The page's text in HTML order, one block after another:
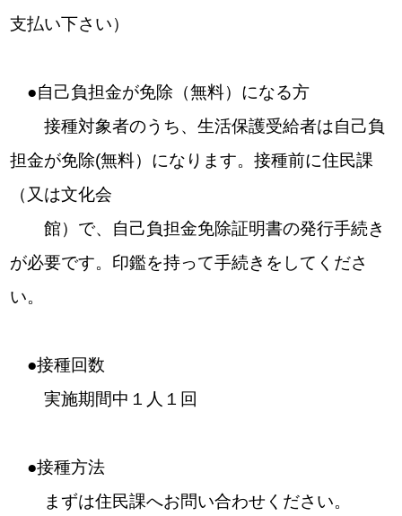
支払い下さい）
●自己負担金が免除（無料）になる方
接種対象者のうち、生活保護受給者は自己負
担金が免除(無料）になります。接種前に住民課
（又は文化会
館）で、自己負担金免除証明書の発行手続き
が必要です。印鑑を持って手続きをしてくださ
い。
●接種回数
実施期間中１人１回
●接種方法
まずは住民課へお問い合わせください。